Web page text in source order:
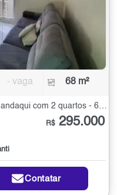
- vaga 68 m²
Apartamento à Venda no Parque Mandaqui com 2 quartos - 68 m²
R$ 295.000
Contatar